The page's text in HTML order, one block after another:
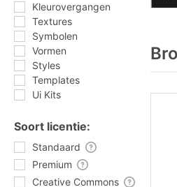
Kleurovergangen
Textures
Symbolen
Vormen
Styles
Templates
Ui Kits
Soort licentie:
Standaard
Premium
Creative Commons